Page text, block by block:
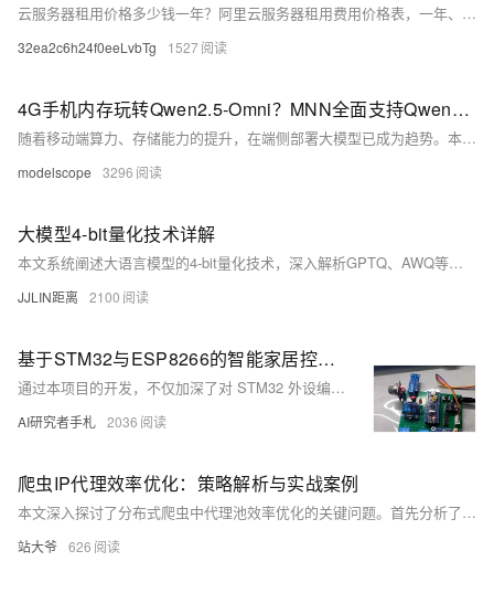
云服务器租用价格多少钱一年？阿里云服务器租用费用价格表，一年、一个月和1小时报价明细。目前阿里云爆款配置200M峰值带宽的轻量应用服务器68元1年（秒杀38元），ECS云服务器e系列2核2G配置3M固定带宽99元一年，ECS u1实例2核4G、5M固定带宽、80G ESSD Entry盘优惠价格199元一年，4核8G服务器955元1年，4核16G服务器10M带宽89元1个月、260元3个月，8核32G服务器10M带宽160元1个月、480元3个月，中国香港地域200M轻量服务器优惠价格25元1个月起，中国香港、北京、上海、杭州、深圳、日本、新加坡及美国等全地域支持，云服务器ECS。
32ea2c6h24f0eeLvbTg 1527
4G手机内存玩转Qwen2.5-Omni？MNN全面支持Qwen2.5-Omni与Qwen3！
随着移动端算力、存储能力的提升，在端侧部署大模型已成为趋势。本地化运行可消除网络延迟实现毫秒响应，降低云端算力成本，同时避免数据上传保障隐私安全。
modelscope 3296
大模型4-bit量化技术详解
本文系统阐述大语言模型的4-bit量化技术，深入解析GPTQ、AWQ等主流量化方法的原理与实现。通过详细的数学推导、代码实现和实验对比，展示4-bit量化如何将模型内存占用降低75%以上同时保持模型性能。文章涵盖量化感知训练、后训练量化、混合精度量化等关键技术，为开发者提供完整的模型压缩解决方案。
JJLIN距离 2100
基于STM32与ESP8266的智能家居控制系统【免费开源】
通过本项目的开发，不仅加深了对 STM32 外设编程的理解，还掌握了物联网系统的整体设计思路。从传感器数据采集，到通信协议实现，再到云端与APP交互，完整地体验了智能家居系统的开发流程。这为后续更复杂的 IoT 项目打下了坚实基础。
AI研究者手札 2036
爬虫IP代理效率优化：策略解析与实战案例
本文深入探讨了分布式爬虫中代理池效率优化的关键问题。首先分析了代理效率瓶颈的根源，包括不同类型代理的特点、连接耗时及IP失效问题。接着提出了六大核心优化策略：智能IP轮换矩阵、连接复用优化、动态指纹伪装、智能重试机制等，并结合电商价格监控、社交媒体舆情分析和金融数据抓取三个实战案例，展示了优化效果。同时建立了三维效率评估体系，从质量、成本和稳定性全面衡量性能。最后展望了AI驱动调度、边缘计算融合等未来演进方向，帮助爬虫系统实现从“暴力采集”到“智能获取”的进化，大幅提升效率并降低成本。
站大爷 626